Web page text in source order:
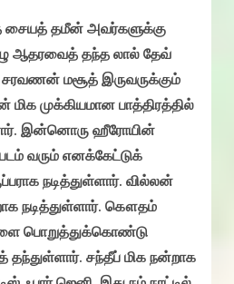
சையத் தமீன் அவர்களுக்கு
ஆதரவைத் தந்த லால் தேவ்
சரவணன் மசூத் இருவருக்கும்
முக்கியமான பாத்திரத்தில்
இன்னொரு ஹீரோயின்
வரும் எனக்கேட்டுக்
நடித்துள்ளார். வில்லன்
நடித்துள்ளார். கௌதம்
பொறுத்துக்கொண்டு
சந்தீப் மிக நன்றாக